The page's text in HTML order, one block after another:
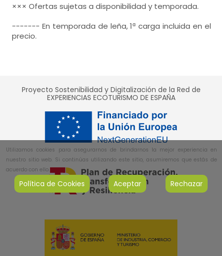
××× Ofertas sujetas a disponibilidad y temporada.
------- En temporada de leña, 1ª carga incluida en el
precio.
Proyecto Sostenibilidad y Digitalización de la Red de
EXPERIENCIAS ECOTURISMO DE ESPAÑA
Utilizamos cookies para asegurarnos de brindarnos la mejor experiencia en
nuestro sitio web. Si continúas utilizando este sitio, asumiremos que estás de
acuerdo con ello.
Política de Cookies Aceptar Rechazar